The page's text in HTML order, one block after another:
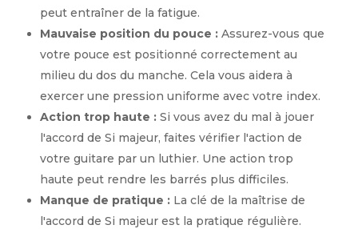
peut entraîner de la fatigue.
Mauvaise position du pouce :Assurez-vous que
votre pouce est positionné correctement au
milieu du dos du manche. Cela vous aidera à
exercer une pression uniforme avec votre index.
Action trop haute :Si vous avez du mal à jouer
l'accord de Si majeur, faites vérifier l'action de
votre guitare par un luthier. Une action trop
haute peut rendre les barrés plus difficiles.
Manque de pratique :La clé de la maîtrise de
l'accord de Si majeur est la pratique régulière.